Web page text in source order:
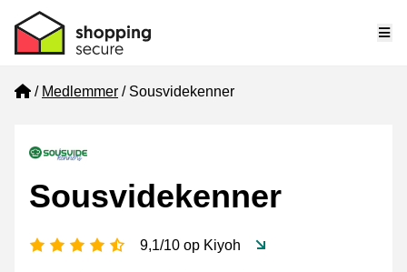
Home
Medlemmer Sousvidekenner
Sousvidekenner
[_General:NumberOfStarsPluralFormat]
9,1/10 op Kiyoh